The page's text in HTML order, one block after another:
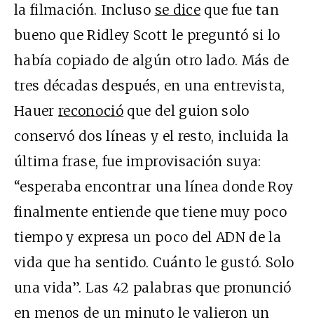
la filmación. Incluso se diceque fue tan
bueno que Ridley Scott le preguntó si lo
había copiado de algún otro lado. Más de
tres décadas después, en una entrevista,
Hauerreconoció que del guion solo
conservó dos líneas y el resto, incluida la
última frase, fue improvisación suya:
“esperaba encontrar una línea donde Roy
finalmente entiende que tiene muy poco
tiempo y expresa un poco del ADN de la
vida que ha sentido. Cuánto le gustó. Solo
una vida”. Las 42 palabras que pronunció
en menos de un minuto le valieron un